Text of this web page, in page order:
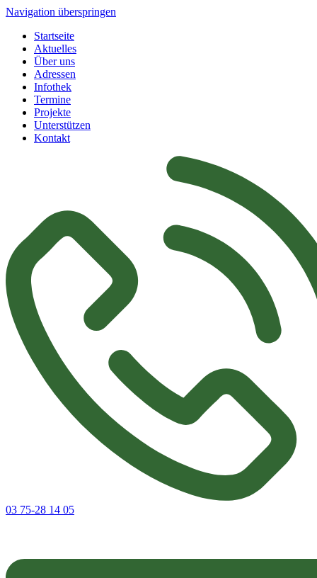
Navigation überspringen
Startseite
Aktuelles
Über uns
Adressen
Infothek
Termine
Projekte
Unterstützen
Kontakt
03 75-28 14 05